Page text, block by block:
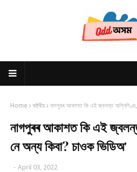
Home ৰাষ্ট্ৰীয় নাগপুৰৰ আকাশত কি এই জ্বলন্ত অগ্নিপিণ্ড,
নাগপুৰৰ আকাশত কি এই
নে অন্য কিবা? চাওক ভিডিঅ'
- April 03, 2022